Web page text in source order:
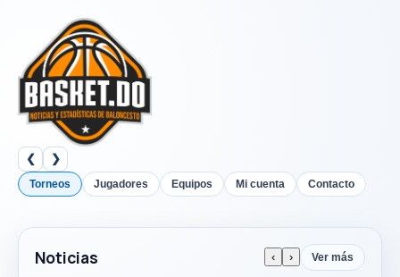
❮ ❯
Torneos Jugadores Equipos Mi cuenta Contacto
Noticias ‹ › Ver más